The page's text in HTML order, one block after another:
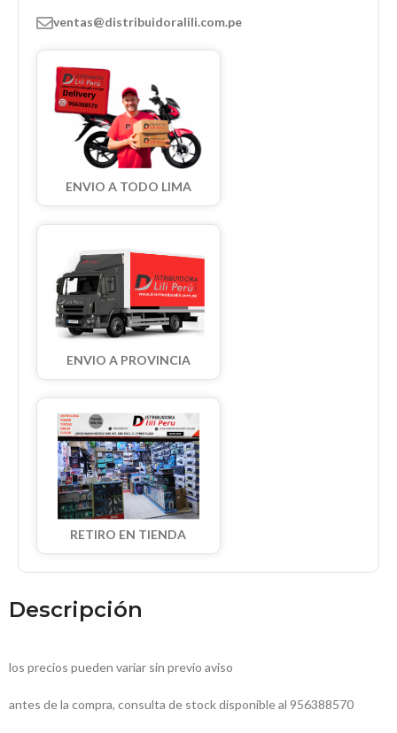
ventas@distribuidoralili.com.pe
ENVIO A TODO LIMA
ENVIO A PROVINCIA
RETIRO EN TIENDA
Descripción
los precios pueden variar sin previo aviso
antes de la compra, consulta de stock disponible al 956388570